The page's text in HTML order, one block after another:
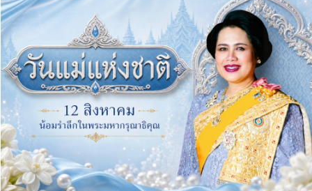
ติดต่อเรา
มหาวิทยาลัยมหาจุฬาลงกรณราชวิทยาลัย วิทยาเขต
เชียงใหม่
139 ตำบลสุเทพ อำเภอเมืองเชียงใหม่ จังหวัดเชียงใหม่
50200
Mahachulalongkornrajavidyalaya University Chiang
Mai Campus
*********************************************
มหาวิทยาลัยมหาจุฬาลงกรณราชวิทยาลัย วิทยาเขต
เชียงใหม่